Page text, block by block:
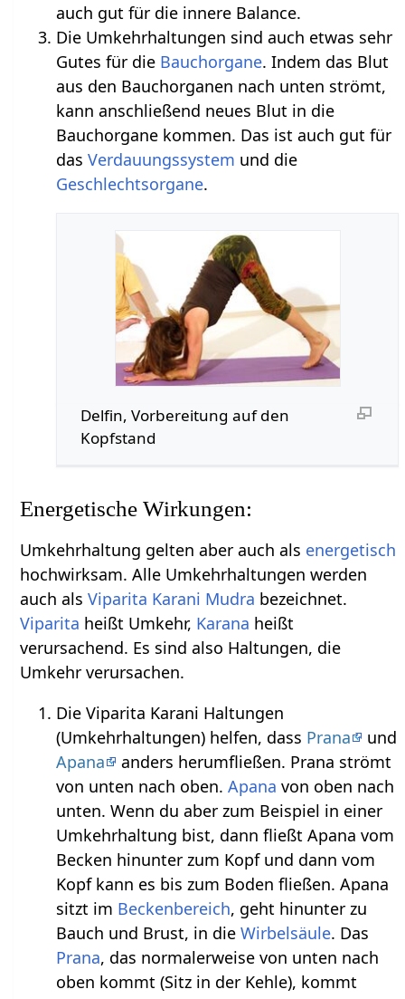
auch gut für die innere Balance.
Die Umkehrhaltungen sind auch etwas sehr
Gutes für die Bauchorgane. Indem das Blut
aus den Bauchorganen nach unten strömt,
kann anschließend neues Blut in die
Bauchorgane kommen. Das ist auch gut für
dasVerdauungssystem und die
Geschlechtsorgane.
Delfin, Vorbereitung auf den
Kopfstand
Energetische Wirkungen:
Umkehrhaltung gelten aber auch als energetisch
hochwirksam. Alle Umkehrhaltungen werden
auch alsViparita Karani Mudra bezeichnet.
Viparita heißt Umkehr, Karana heißt
verursachend. Es sind also Haltungen, die
Umkehr verursachen.
Die Viparita Karani Haltungen
(Umkehrhaltungen) helfen, dass Prana
und
Apana
anders herumfließen. Prana strömt
von unten nach oben.Apana von oben nach
unten. Wenn du aber zum Beispiel in einer
Umkehrhaltung bist, dann fließt Apana vom
Becken hinunter zum Kopf und dann vom
Kopf kann es bis zum Boden fließen. Apana
sitzt im Beckenbereich, geht hinunter zu
Bauch und Brust, in dieWirbelsäule. Das
Prana, das normalerweise von unten nach
oben kommt (Sitz in der Kehle), kommt